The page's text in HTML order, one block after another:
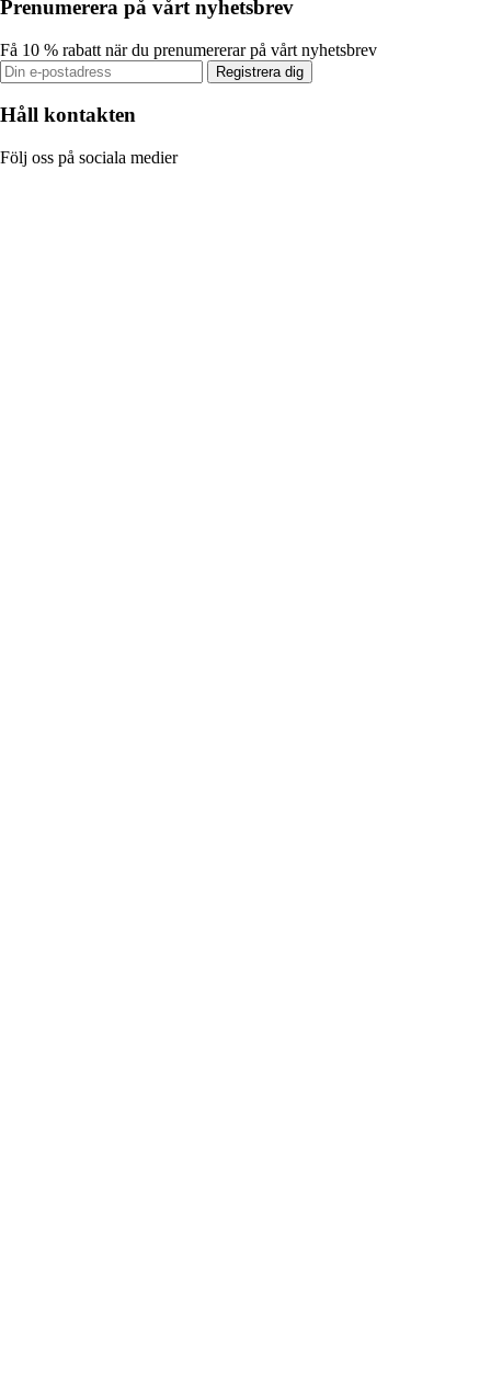
Prenumerera på vårt nyhetsbrev
Få 10 % rabatt när du prenumererar på vårt nyhetsbrev
Registrera dig
Håll kontakten
Följ oss på sociala medier